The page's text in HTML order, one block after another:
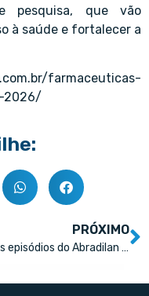
pesquisa, que vão
à saúde e fortalecer a
farmaceuticas-
2026/
PRÓXIMO
Novos episódios do Abradilan Cast foram gravados durante o Conexão Farma 2024